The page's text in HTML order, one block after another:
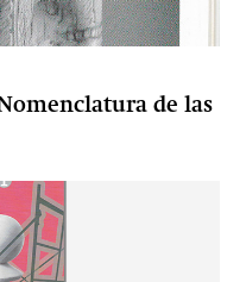
de las